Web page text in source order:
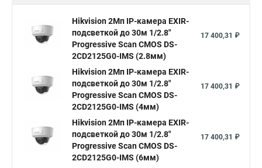
Уличная камера Hikvision ip camera
Hikvision поворотная камера Hikvision купольная
Нikvision микрофон Hikvision поворотная
Hikvision порты
Hikvision 2Мп IP-камера EXIR-
подсветкой до 30м 1/2.8"
Progressive Scan CMOS DS-
2CD2125G0-IMS (2.8мм)
17 400,31 ₽
Hikvision 2Мп IP-камера EXIR-
подсветкой до 30м 1/2.8"
Progressive Scan CMOS DS-
2CD2125G0-IMS (4мм)
17 400,31 ₽
Hikvision 2Мп IP-камера EXIR-
подсветкой до 30м 1/2.8"
Progressive Scan CMOS DS-
2CD2125G0-IMS (6мм)
17 400,31 ₽